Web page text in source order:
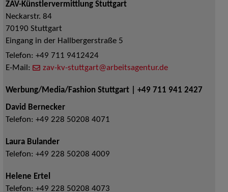
ZAV-Künstlervermittlung Stuttgart
Neckarstr. 84
70190 Stuttgart
Eingang in der Hallbergerstraße 5
Telefon: +49 711 9412424
E-Mail:
zav-kv-stuttgart@arbeitsagentur.de
Werbung/Media/Fashion Stuttgart | +49 711 941 2427
David Bernecker
Telefon: +49 228 50208 4071
Laura Bulander
Telefon: +49 228 50208 4009
Helene Ertel
Telefon: +49 228 50208 4073